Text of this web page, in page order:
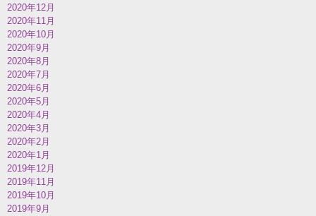
2020年12月
2020年11月
2020年10月
2020年9月
2020年8月
2020年7月
2020年6月
2020年5月
2020年4月
2020年3月
2020年2月
2020年1月
2019年12月
2019年11月
2019年10月
2019年9月